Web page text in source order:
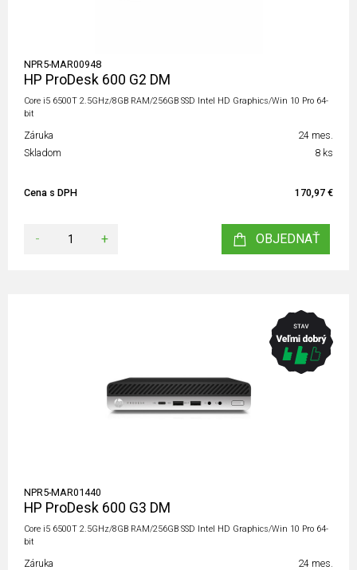
NPR5-MAR00948
HP ProDesk 600 G2 DM
Core i5 6500T 2.5GHz/8GB RAM/256GB SSD Intel HD Graphics/Win 10 Pro 64-
bit
Záruka
24 mes.
Skladom
8 ks
Cena s DPH 170,97 €
- + OBJEDNAŤ
NPR5-MAR01440
HP ProDesk 600 G3 DM
Core i5 6500T 2.5GHz/8GB RAM/256GB SSD Intel HD Graphics/Win 10 Pro 64-
bit
Záruka
24 mes.